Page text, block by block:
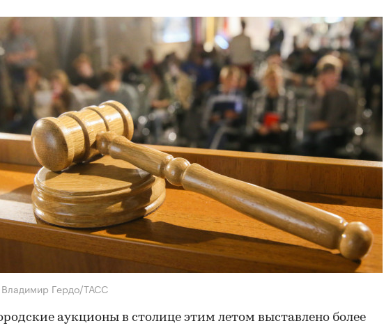
Гердо/ТАСС
аукционы в столице этим летом выставлено более